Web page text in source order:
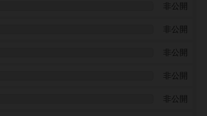
非公開
非公開
非公開
非公開
非公開